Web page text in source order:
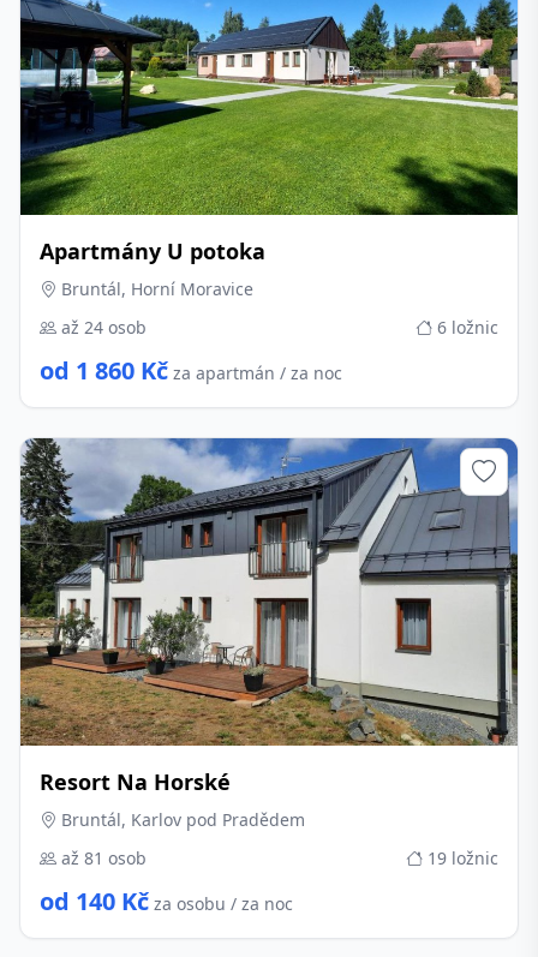
Apartmány U potoka
Bruntál, Horní Moravice
až 24 osob
6 ložnic
od 1 860 Kč za apartmán / za noc
Resort Na Horské
Bruntál, Karlov pod Pradědem
až 81 osob
19 ložnic
od 140 Kč za osobu / za noc